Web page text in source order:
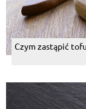
Czym zastąpić